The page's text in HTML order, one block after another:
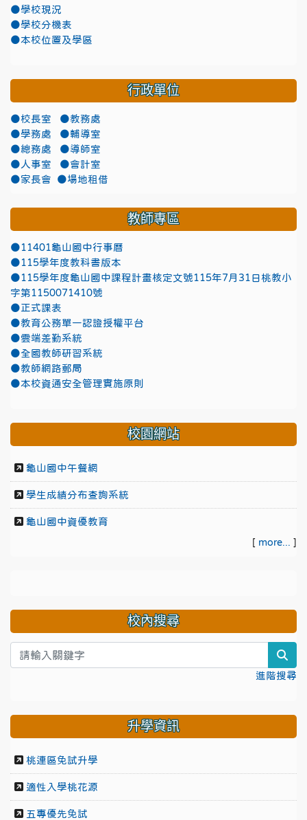
●學校現況
●學校分機表
●本校位置及學區
行政單位
●校長室
●教務處
●學務處
●輔導室
●總務處
●導師室
●人事室
●會計室
●家長會
●場地租借
教師專區
●11401龜山國中行事曆
●115學年度教科書版本
●115學年度龜山國中課程計畫核定文號115年7月31日桃教小
字第1150071410號
●正式課表
●教育公務單一認證授權平台
●雲端差勤系統
●全國教師研習系統
●教師網路郵局
●本校資通安全管理實施原則
校園網站
龜山國中午餐網
學生成績分布查詢系統
龜山國中資優教育
[ more... ]
校內搜尋
進階搜尋
升學資訊
桃連區免試升學
適性入學桃花源
五專優先免試